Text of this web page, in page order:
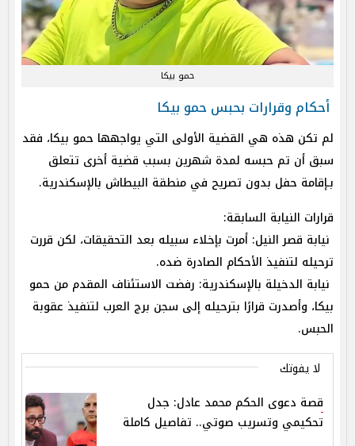
حمو بيكا
أحكام وقرارات بحبس حمو بيكا
لم تكن هذه هي القضية الأولى التي يواجهها حمو بيكا، فقد
سبق أن تم حبسه لمدة شهرين بسبب قضية أخرى تتعلق
بـإقامة حفل بدون تصريح في منطقة البيطاش بالإسكندرية.
قرارات النيابة السابقة:
نيابة قصر النيل: أمرت بإخلاء سبيله بعد التحقيقات، لكن قررت
ترحيله لتنفيذ الأحكام الصادرة ضده.
نيابة الدخيلة بالإسكندرية: رفضت الاستئناف المقدم من حمو
بيكا، وأصدرت قرارًا بترحيله إلى سجن برج العرب لتنفيذ عقوبة
الحبس.
لا يفوتك
قصة دعوى الحكم محمد عادل: جدل
تحكيمي وتسريب صوتي.. تفاصيل كاملة